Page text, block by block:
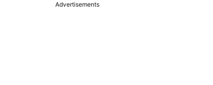
Advertisements